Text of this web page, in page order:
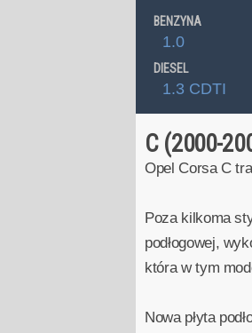
BENZYNA
1.0
DIESEL
1.3 CDTI
C (2000-
Opel Corsa C
Poza kilkoma
podłogowej,
która w tym
Nowa płyta